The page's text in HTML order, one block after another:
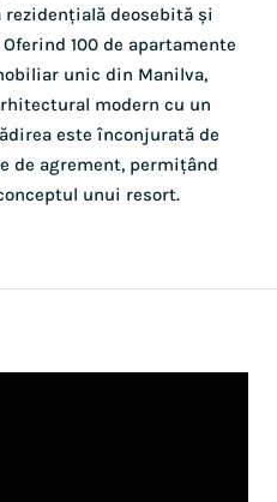
deosebită și
100 de apartamente
unic din Manilva,
modern cu un
este înconjurată de
de agrement, permițând
unui resort.